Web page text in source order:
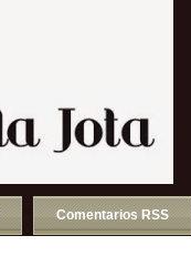
Comentarios RSS